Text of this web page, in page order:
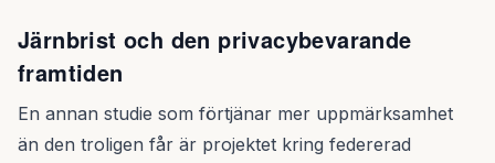
Järnbrist och den privacybevarande
framtiden
En annan studie som förtjänar mer uppmärksamhet
än den troligen får är projektet kring federerad